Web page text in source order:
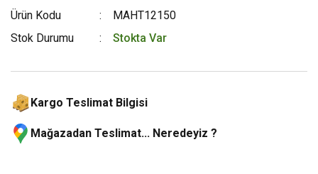
Ürün Kodu
MAHT12150
Stok Durumu
Stokta Var
Kargo Teslimat Bilgisi
Mağazadan Teslimat... Neredeyiz ?